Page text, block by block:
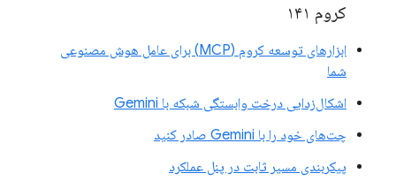
کروم ۱۴۱
ابزارهای توسعه کروم (MCP) برای عامل هوش مصنوعی
شما
اشکال‌زدایی درخت وابستگی شبکه با Gemini
چت‌های خود را با Gemini صادر کنید
پیکربندی مسیر ثابت در پنل عملکرد